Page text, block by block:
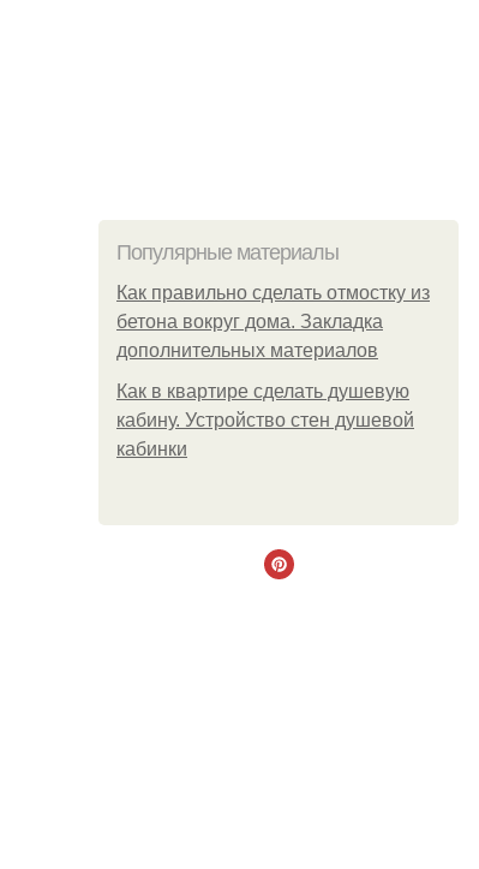
Популярные материалы
Как правильно сделать отмостку из
бетона вокруг дома. Закладка
дополнительных материалов
Как в квартире сделать душевую
кабину. Устройство стен душевой
кабинки